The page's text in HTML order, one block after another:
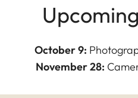
October 9:
November 28: